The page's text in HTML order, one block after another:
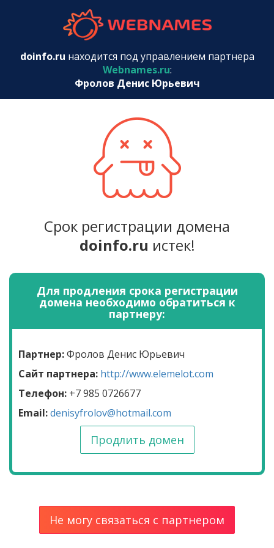
doinfo.ru находится под управлением партнера
Webnames.ru:
Фролов Денис Юрьевич
Срок регистрации домена
doinfo.ru истек!
Для продления срока регистрации
домена необходимо обратиться к
партнеру:
Партнер:Фролов Денис Юрьевич
Сайт партнера: http://www.elemelot.com
Телефон: +7 985 0726677
Email:denisyfrolov@hotmail.com
Продлить домен
Не могу связаться с партнером